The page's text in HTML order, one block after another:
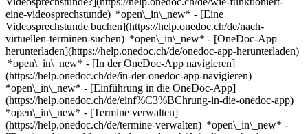
eine-videosprechstunde) *open\_in\_new* - [Eine
Videosprechstunde buchen](https://help.onedoc.ch/de/nach-
virtuellen-terminen-suchen) *open\_in\_new* - [OneDoc-App
herunterladen](https://help.onedoc.ch/de/onedoc-app-herunterladen)
*open\_in\_new* - [In der OneDoc-App navigieren]
(https://help.onedoc.ch/de/in-der-onedoc-app-navigieren)
*open\_in\_new* - [Einführung in die OneDoc-App]
(https://help.onedoc.ch/de/einf%C3%BChrung-in-die-onedoc-app)
*open\_in\_new* - [Termine verwalten](https://help.onedoc.ch/de/termine-verwalten) *open\_in\_new* - [Termine absagen](https://help.onedoc.ch/de/online-gebuchte-termine-absagen) *open\_in\_new* - [Ich erhalte keine Terminbestätigung](https://help.onedoc.ch/de/ich-erhalte-keine-terminbest%C3%A4tigung) *open\_in\_new* [Alle unsere Artikel anzeigen *open\_in\_new*](https://help.onedoc.ch/de/) # Neurozentrum Luzern ![Abzeichen, das ein verifiziertes Profil kennzeichnet](https://www.onedoc.ch/assets/images/icons/checkmark.svg) ## Medizinische Praxis Karte Vorstellung Team ![Patient mit Pluszeichen, der anzeigt, dass neue Patienten angenommen werden](https://www.onedoc.ch/assets/images/icons/new-patients.svg) ### Zugelassene Patienten Neurozentrum Luzern akzeptiert neue Patienten ![Aktenkoffer-Symbol, das die Fachgebiete der Fachperson ank\u00fcndigt](https://www.onedoc.ch/assets/images/icons/specialties.svg) ### Fachrichtungen Neurologie [*arrow\_drop\_down*Mehr anzeigen](https://www.onedoc.ch) ![Mikroskop-Symbol, das die Expertisen der Fachperson ank\u00fcndigt](https://www.onedoc.ch/assets/images/icons/expertises.svg) ### Expertisen Epilepsie Kopfschmerzen und Migräne Multiple Sklerose (MS) Neurologische Störungen | Neurologische Probleme Schlafstörungen | Schlafprobleme Schlaganfall | Zerebrovaskulärer Insult Vorsorgeuntersuchung | Check up [*arrow\_drop\_down*Mehr anzeigen](https://www.onedoc.ch) ![Standortmarker, der Karte und Zugangsinformationen zur Praxis anzeigt](https://www.onedoc.ch/assets/images/icons/map.svg) ### Karte und Anreiseinformationen #### Neurozentrum Luzern Falkengasse 3 6004 Luzern #### Öffnungszeiten Derzeit geschlossen - Öffnet um 08:00 *expand\_more* Montag: 08:00 - 12:00 und 13:00 - 17:00 Dienstag: 08:00 - 12:00 und 13:00 - 17:00 Mittwoch: 08:00 - 12:00 und 13:00 - 17:00 Donnerstag: 08:00 - 12:00 und 13:00 - 17:00 Freitag: 08:00 - 12:00 und 13:00 - 17:00 Samstag: Geschlossen Sonntag: Geschlossen #### Bellevue Medical Group [Einrichtungen](https://www.onedoc.ch/de/gruppe/gdkl/bellevue-medical-group "Einrichtungen - Bellevue Medical Group") #### Website [Zur Website *open\_in\_new*](https://www.bmg-swiss.ch/neurozentrum-luzern) ![Dokument-Symbol, das die Vorstellung der Praxis ankündigt](https://www.onedoc.ch/assets/images/icons/presentation.svg) ### Vorstellung der Einrichtung Das __Neurozentrum Luzern Schwanenplatz__ ist ein interdisziplinäres Kompetenzzentrum für __Neurologie, Neuropsychologie und Schlafmedizin__. Die Neurologie befasst sich mit der Diagnostik und Behandlung von Erkrankungen des Gehirns, Rückenmarks, der Nerven und Muskeln. Die Neuropsychologie untersucht kognitive Funktionen wie Gedächtnis, Aufmerksamkeit und Sprache, während die Schlafmedizin auf die Abklärung und Behandlung von Schlafstörungen und schlafbezogenen Erkrankungen spezialisiert ist. Durch die enge Zusammenarbeit dieser Fachbereiche bietet das Zentrum eine umfassende Betreuung für Patientinnen und Patienten mit neurologischen und schlafmedizinischen Beschwerden. Zum Leistungsspektrum gehören die Diagnostik und Behandlung von Erkrankungen wie Multiple Sklerose (MS), Parkinson, Epilepsie, Schlaganfall, Polyneuropathien sowie Kopfschmerzen und Migräne. Darüber hinaus werden Beschwerden wie Bewegungsstörungen, Gleichgewichts- und Koordinationsstörungen, Schwindel, Empfindungsstörungen, Muskelschwäche, Rücken- und Nackenschmerzen, Gedächtnisstörungen sowie Sprach-, Sprech- und Schluckstörungen umfassend abgeklärt und behandelt. Ein weiterer Schwerpunkt liegt in der Schlafmedizin. In der Schlafsprechstunde werden Schlafstörungen und Schlafprobleme wie Ein- und Durchschlafstörungen, nicht erholsamer Schlaf oder andere schlafbezogene Beschwerden diagnostiziert und individuell behandelt. Ergänzend können neuropsychologische Untersuchungen zur Beurteilung von Gedächtnis- und Konzentrationsstörungen durchgeführt werden. Dank der engen Zusammenarbeit mit weiteren Zentren der Bellevue Medical Group deckt das Neurozentrum Luzern Schwanenplatz das gesamte Spektrum der Neurologie und Schlafmedizin ab. Das Zentrum legt Wert auf eine zeitnahe Terminvergabe, moderne Diagnostik sowie eine persönliche und kontinuierliche Betreuung. Ein enger Austausch mit Hausärztinnen, Hausärzten, Zuweisenden und weiteren Fachspezialistinnen und Fachspezialisten unterstützt eine koordinierte Versorgung. __Fachrichtungen__ Neurologie · Neuropsychologie · Schlafmedizin __Schwerpunkte__ - Multiple Sklerose (MS) - Epilepsie - Schlaganfall (zerebrovaskulärer Insult) - Polyneuropathien und Nervenerkrankungen - Kopfschmerzen und Migräne - Schlafstörungen und Schlafprobleme - Schlafmedizinische Abklärungen - Gedächtnis- und Kognitionsuntersuchungen - Schwindel sowie Gleichgewichts- und Koordinationsstörungen - Bewegungsstörungen - Neurologische Beschwerden und Funktionsstörungen - Neurologische Vorsorgeuntersuchungen und Check-ups Das Neurozentrum Luzern Schwanenplatz nimmt neue Patientinnen und Patienten auf. Termine können bequem online über __OneDoc__ vereinbart werden. [*arrow\_drop\_down*Mehr anzeigen](https://www.onedoc.ch) [](https://assets.onedoc.ch/images/entities/bf775eb09c15a8da873931b20bf8a31da3f0f5e97e22b8248f157db9202601da.png)[![Neurozentrum Luzern, Medizinische Praxis in Luzern](https://assets.onedoc.ch/images/entities/a3c6e3a1c83a1fab85a774badddcadf76e3b7370847d7e175617532543846a2e-small.png "Neurozentrum Luzern, Medizinische Praxis in Luzern")](https://assets.onedoc.ch/images/entities/a3c6e3a1c83a1fab85a774badddcadf76e3b7370847d7e175617532543846a2e.png) ![Personengruppe-Symbol, das die Liste der in der Praxis tätigen Fachpersonen ankündigt](https://www.onedoc.ch/assets/images/icons/team.svg) ### Team Neurologen [![PD Dr. med. univ. Andreas Lutterotti, Neurologe in Luzern](https://assets.onedoc.ch/images/users/29a894525988bdba99b3b000da99c031d8b6a9bd1b046c75457825027ee1409c-small.png "PD Dr. med. univ. Andreas Lutterotti, Neurologe in Luzern") \ __PD Dr. med. univ. Andreas Lutterotti__](https://www.onedoc.ch/de/neurologe/luzern/pc2lp/pd-dr-med-univ-andreas-lutterotti) [![Arto Nirkko, Neurologe in Luzern](https://assets.onedoc.ch/images/users/8459256de43965fe0e32b2d50159de61192173bd5aed6561ebe176e0d4c814dd-small.png "Arto Nirkko, Neurologe in Luzern") \ __Prof. Dr. med. Arto Nirkko__](https://www.onedoc.ch/de/neurologe/luzern/pc0cy/prof-dr-med-arto-nirkko) [![Sebastian Thilemann, Neurologe in Luzern](https://assets.onedoc.ch/images/users/ed54a793b961f8ec337ed5d44dba5caa59fc19fcb2c51bcc617ebd1c655eac87-small.png "Sebastian Thilemann, Neurologe in Luzern") \ __Dr. med. Sebastian Thilemann__](https://www.onedoc.ch/de/neurologe/luzern/pc2ub/dr-med-sebastian-thilemann) ![Sprechblasen-Symbol, das den FAQ-Bereich ank\u00fcndigt](https://www.onedoc.ch/assets/images/icons/faq.svg) ### FAQ *expand\_more* *keyboard\_arrow\_right* ## Wie lautet die Adresse von Neurozentrum Luzern? Neurozentrum Luzern empfängt Patienten hier: Falkengasse 3, 6004 Luzern. * * * *keyboard\_arrow\_right* ## Wie sind die Öffnungszeiten von Neurozentrum Luzern? Neurozentrum Luzern ist geöffnet: - Am Montag von 08:00 bis 12:00 und von 13:00 bis 17:00 Uhr - Am Dienstag von 08:00 bis 12:00 und von 13:00 bis 17:00 Uhr - Am Mittwoch von 08:00 bis 12:00 und von 13:00 bis 17:00 Uhr - Am Donnerstag von 08:00 bis 12:00 und von 13:00 bis 17:00 Uhr - Am Freitag von 08:00 bis 12:00 und von 13:00 bis 17:00 Uhr - Am Samstag geschlossen Uhr - Am Sonntag geschlossen Uhr * * * *keyboard\_arrow\_right* ## Was ist die Adresse der Website von Neurozentrum Luzern? Die Website von Neurozentrum Luzern können Sie unter [https://www.bmg-swiss.ch/neuro... *open\_in\_new*](https://www.bmg-swiss.ch/neurozentrum-luzern) aufrufen. * * * *keyboard\_arrow\_right* ## Wie lautet die Telefonnummer von Neurozentrum Luzern? Die Telefonnummer von Neurozentrum Luzern lautet [041 410 08 18](tel:+41414100818). * * * *keyboard\_arrow\_right* ## Welche Fachrichtungen werden in Neurozentrum Luzern praktiziert? Neurozentrum Luzern bietet Beratungen/ Behandlungen in [Neurologie](https://www.onedoc.ch/de/neurologe/luzern) an. * * * *keyboard\_arrow\_right* ## Was sind die Expertisen von Neurozentrum Luzern? Die Expertisen von Neurozentrum Luzern sind: [Epilepsie](https://www.onedoc.ch/de/epilepsie/luzern), [Kopfschmerzen und Migräne](https://www.onedoc.ch/de/kopfschmerzen-und-migrane/luzern), [Multiple Sklerose (MS)](https://www.onedoc.ch/de/multiple-sklerose-ms/luzern), [Neurologische Störungen | Neurologische Probleme](https://www.onedoc.ch/de/neurologische-storungen-neurologische-probleme/luzern), [Schlafstörungen | Schlafprobleme](https://www.onedoc.ch/de/schlafstorungen-schlafprobleme/luzern), [Schlaganfall | Zerebrovaskulärer Insult](https://www.onedoc.ch/de/schlaganfall-zerebrovaskularer-insult/luzern) und [Vorsorgeuntersuchung | Check up](https://www.onedoc.ch/de/vorsorgeuntersuchung-check-up/luzern). * * * *keyboard\_arrow\_right* ## Nimmt Neurozentrum Luzern neue Patienten auf? Ja, Neurozentrum Luzern nimmt neue Patienten an. Um einen Termin zu vereinbaren, können neue Patienten einfach online über OneDoc buchen. * * * *keyboard\_arrow\_right* ## Welche Sprachen werden in Neurozentrum Luzern gesprochen? Neurozentrum Luzern bietet Beratungen/ Behandlungen in Deutsch und Englisch an. 1. [OneDoc](https://www.onedoc.ch/de/)/ 2. [Medizinische Praxis](https://www.onedoc.ch/de/medizinische-praxis)/ 3. [Kanton Luzern](https://www.onedoc.ch/de/medizinische-praxis/kanton-luzern)/ 4. [Luzern](https://www.onedoc.ch/de/medizinische-praxis/luzern)/ 5. Neurozentrum Luzern ### Termin buchen bei Neurozentrum Luzern Füllen Sie die folgenden Felder aus *check* Fachrichtung Neurologie Neurologie Wählen Sie eine Fachrichtung * * * 2 Ihr Patient:innenstatus Ich bin Neupatient:in Ich bin bereits als Patient:in erfasst * * * *touch\_app* Wählen Sie einen Termin *chevron\_left* Mi. 05 Aug. *chevron\_right* Mehr